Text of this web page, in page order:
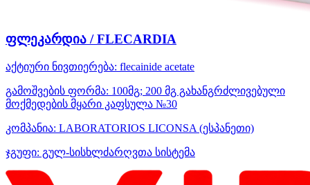
ფლეკარდია / FLECARDIA
აქტიური ნივთიერება: flecainide acetate
გამოშვების ფორმა: 100მგ; 200 მგ გახანგრძლივებული
მოქმედების მყარი კაფსულა №30
კომპანია: LABORATORIOS LICONSA (ესპანეთი)
ჯგუფი: გულ-სისხლძარღვთა სისტემა